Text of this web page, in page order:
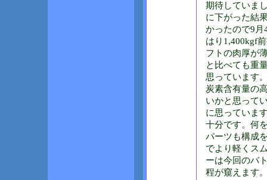
期待していま
に下がった結
かったので9月
はり1,400kgf
フトの肉厚が
と比べても重
思っています
炭素含有量の
いかと思って
に思っていま
十分です。何
パーツも構成
でより軽くス
ーは今回のバ
程が窺えます